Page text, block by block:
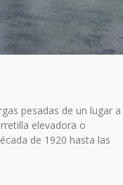
pesadas de un lugar a
elevadora o
de 1920 hasta las